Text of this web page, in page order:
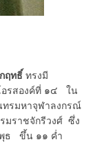
ฤทธิ์ ทรงมี
รสองค์ที่ ๑๔ ใน
ทรมหาจุฬาลงกรณ์
มราชจักรีวงศ์ ซึ่ง
พุธ ขึ้น ๑๑ ค่ำ